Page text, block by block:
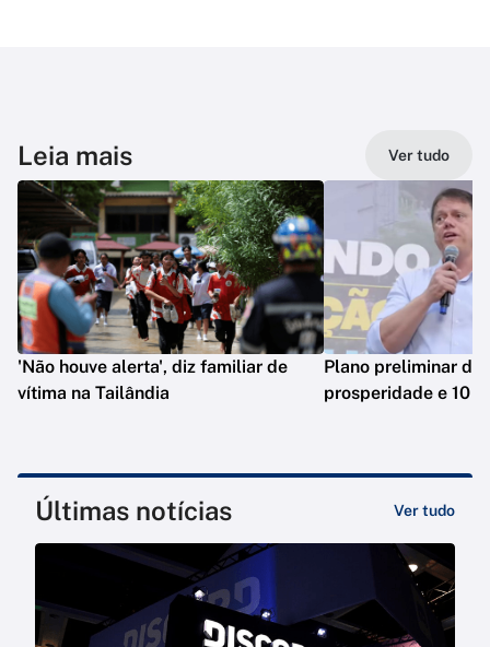
Leia mais Ver tudo
'Não houve alerta', diz familiar de
vítima na Tailândia
Plano preliminar de
prosperidade e 10
Últimas notícias Ver tudo